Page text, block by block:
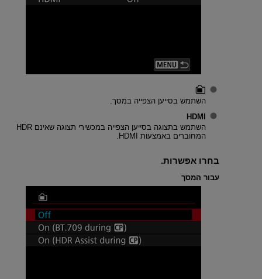
השתמש בסייען הצפייה במסך.
HDMI
השתמש בתצוגה בסייען הצפייה במכשירי תצוגה שאינם HDR
המחוברים באמצעות HDMI.
בחרו אפשרות.
עבור המסך